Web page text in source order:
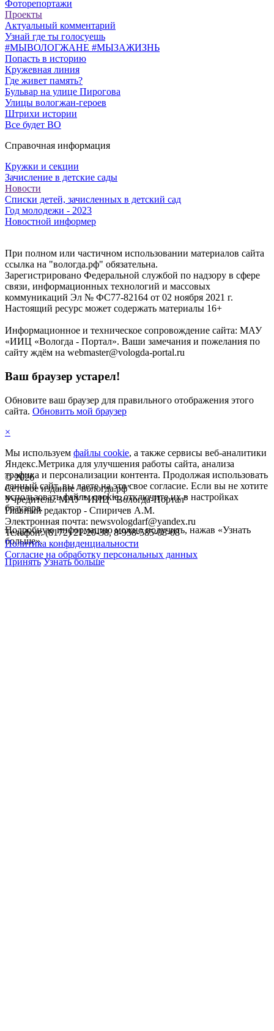
Фоторепортажи
Проекты
Актуальный комментарий
Узнай где ты голосуешь
#МЫВОЛОГЖАНЕ #МЫЗАЖИЗНЬ
Попасть в историю
Кружевная линия
Где живет память?
Бульвар на улице Пирогова
Улицы вологжан-героев
Штрихи истории
Все будет ВО
Справочная информация
Кружки и секции
Зачисление в детские сады
Новости
Списки детей, зачисленных в детский сад
Год молодежи - 2023
©2026
Сетевое издание "вологда.рф"
Учредитель: МАУ "ИИЦ "Вологда-Портал"
Главный редактор - Спиричев А.М.
Электронная почта: newsvologdarf@yandex.ru
Телефон: (8172) 21-20-38, 8-958-585-08-08
Политика конфиденциальности
Согласие на обработку персональных данных
Новостной информер
При полном или частичном использовании материалов сайта
ссылка на "вологда.рф" обязательна.
Зарегистрировано Федеральной службой по надзору в сфере
связи, информационных технологий и массовых
коммуникаций Эл № ФС77-82164 от 02 ноября 2021 г.
Настоящий ресурс может содержать материалы 16+
Информационное и техническое сопровождение сайта: МАУ
«ИИЦ «Вологда - Портал». Ваши замечания и пожелания по
сайту ждём на webmaster@vologda-portal.ru
Ваш браузер устарел!
Обновите ваш браузер для правильного отображения этого
сайта. Обновить мой браузер
×
Мы используем файлы cookie, а также сервисы веб-аналитики
Яндекс.Метрика для улучшения работы сайта, анализа
трафика и персонализации контента. Продолжая использовать
данный сайт, вы даете на это свое согласие. Если вы не хотите
использовать файлы cookie, отключите их в настройках
браузера.
Подробную информацию можно получить, нажав «Узнать
больше».
Принять Узнать больше